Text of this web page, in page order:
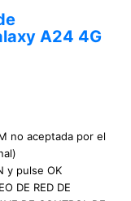
A24 4G
no aceptada por el
y pulse OK
DE RED DE